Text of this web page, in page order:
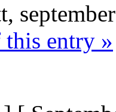
this entry »